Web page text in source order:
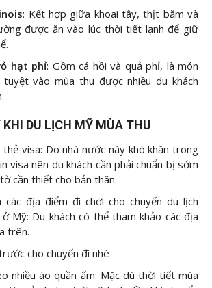
: Kết hợp giữa khoai tây, thịt băm và
được ăn vào lúc thời tiết lạnh để giữ
hạt phỉ: Gồm cá hồi và quả phỉ, là món
tuyệt vào mùa thu được nhiều du khách
DU LỊCH MỸ MÙA THU
thẻ visa: Do nhà nước này khó khăn trong
visa nên du khách cần phải chuẩn bị sớm
cần thiết cho bản thân.
các địa điểm đi chơi cho chuyến du lịch
Mỹ: Du khách có thể tham khảo các địa
trên.
cho chuyến đi nhé
nhiều áo quần ấm: Mặc dù thời tiết mùa